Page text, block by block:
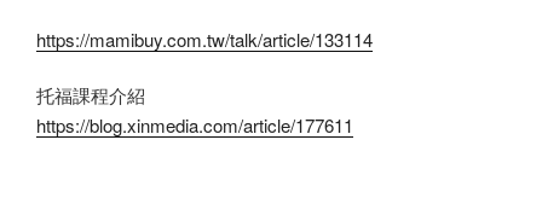
https://mamibuy.com.tw/talk/article/133114
托福課程介紹
https://blog.xinmedia.com/article/177611